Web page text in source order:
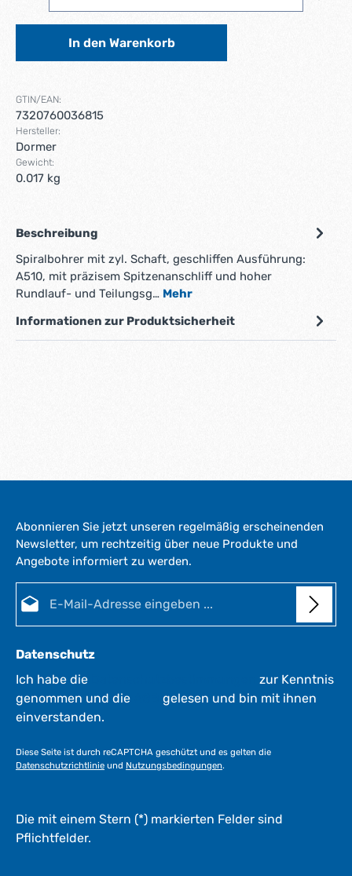
In den Warenkorb
GTIN/EAN:
7320760036815
Hersteller:
Dormer
Gewicht:
0.017 kg
Beschreibung
Spiralbohrer mit zyl. Schaft, geschliffen Ausführung:
A510, mit präzisem Spitzenanschliff und hoher
Rundlauf- und Teilungsg… Mehr
Informationen zur Produktsicherheit
Abonnieren Sie jetzt unseren regelmäßig erscheinenden
Newsletter, um rechtzeitig über neue Produkte und
Angebote informiert zu werden.
Datenschutz
Ich habe die
zur Kenntnis
genommen und die
gelesen und bin mit ihnen
einverstanden.
Diese Seite ist durch reCAPTCHA geschützt und es gelten die
Datenschutzrichtlinie und Nutzungsbedingungen.
Die mit einem Stern (*) markierten Felder sind
Pflichtfelder.